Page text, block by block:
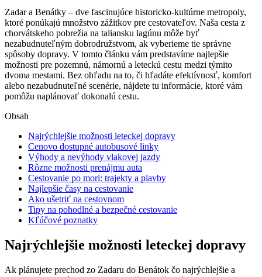
Zadar a⁣ Benátky – dve fascinujúce historicko-kultúrne‍ metropoly,
ktoré ponúkajú množstvo zážitkov pre cestovateľov.‍ Naša ​cesta ⁣z
chorvátskeho pobrežia na taliansku lagúnu môže byť
nezabudnuteľným dobrodružstvom, ak vyberieme tie správne
spôsoby dopravy. ‌V ⁤tomto ​článku⁤ vám predstavíme najlepšie
možnosti pre⁢ pozemnú, námornú a‌ leteckú cestu medzi týmito
dvoma mestami. Bez ohľadu na to, či hľadáte efektívnosť,⁤ komfort
alebo nezabudnuteľné‍ scenérie, ​nájdete⁤ tu informácie, ktoré vám⁤
pomôžu ⁣naplánovať dokonalú⁤ cestu.
Obsah
Najrýchlejšie možnosti leteckej dopravy
Cenovo dostupné ‍autobusové linky
Výhody a ‌nevýhody vlakovej jazdy
Rôzne možnosti prenájmu auta
Cestovanie po mori: trajekty a plavby
Najlepšie⁢ časy ‍na‌ cestovanie
Ako ušetriť na cestovnom
Tipy na​ pohodlné a bezpečné cestovanie
Kľúčové poznatky
Najrýchlejšie možnosti leteckej dopravy
Ak plánujete‌ prechod⁣ zo Zadaru‍ do ​Benátok čo najrýchlejšie a